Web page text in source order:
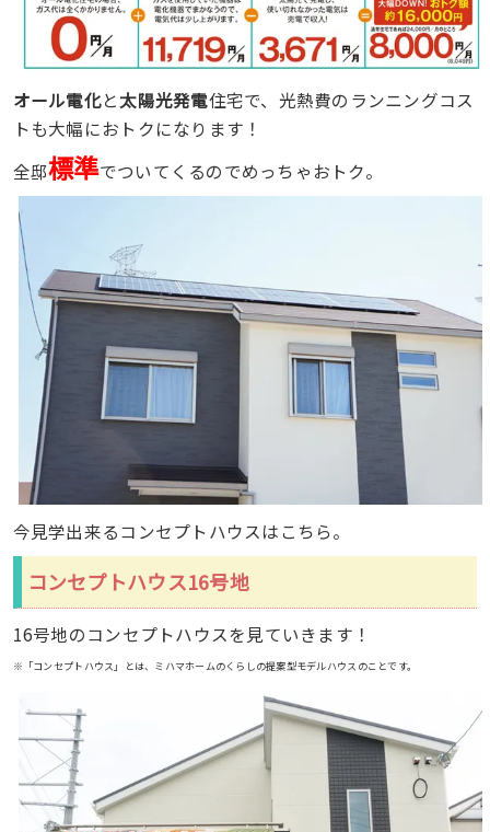
オール電化と太陽光発電住宅で、光熱費のランニングコス
トも大幅におトクになります！
全邸標準でついてくるのでめっちゃおトク。
今見学出来るコンセプトハウスはこちら。
コンセプトハウス16号地
16号地のコンセプトハウスを見ていきます！
※「コンセプトハウス」とは、ミハマホームのくらしの提案型モデルハウスのことです。